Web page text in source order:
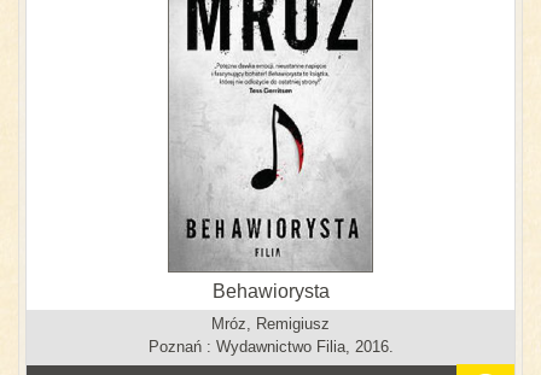
Behawiorysta
Mróz, Remigiusz
Poznań : Wydawnictwo Filia, 2016.